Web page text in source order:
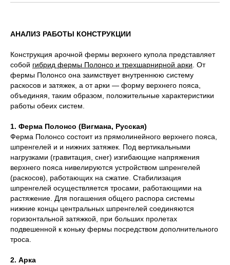
АНАЛИЗ РАБОТЫ КОНСТРУКЦИИ
Конструкция арочной фермы верхнего купола представляет
собой гибрид фермы Полонсо и трехшарнирной арки. От
фермы Полонсо она заимствует внутреннюю систему
раскосов и затяжек, а от арки — форму верхнего пояса,
объединяя, таким образом, положительные характеристики
работы обеих систем.
1. Ферма Полонсо (Вигмана, Русская)
Ферма Полонсо состоит из прямолинейного верхнего пояса,
шпренгелей и и нижних затяжек. Под вертикальными
нагрузками (гравитация, снег) изгибающие напряжения
верхнего пояса нивелируются устройством шпренгелей
(раскосов), работающих на сжатие. Стабилизация
шпренгелей осуществляется тросами, работающими на
растяжение. Для погашения общего распора системы
нижние концы центральных шпренгелей соединяются
горизонтальной затяжкой, при больших пролетах
подвешенной к коньку фермы посредством дополнительного
троса.
2. Арка